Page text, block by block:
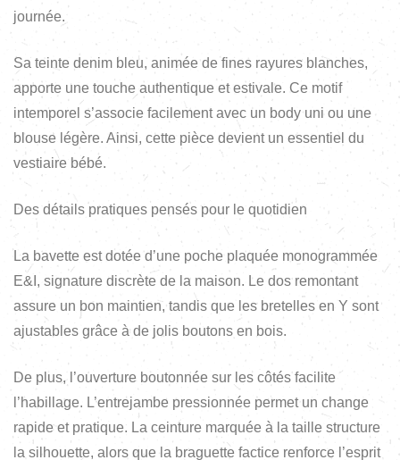
journée.
Sa teinte denim bleu, animée de fines rayures blanches,
apporte une touche authentique et estivale. Ce motif
intemporel s’associe facilement avec un body uni ou une
blouse légère. Ainsi, cette pièce devient un essentiel du
vestiaire bébé.
Des détails pratiques pensés pour le quotidien
La bavette est dotée d’une poche plaquée monogrammée
E&I, signature discrète de la maison. Le dos remontant
assure un bon maintien, tandis que les bretelles en Y sont
ajustables grâce à de jolis boutons en bois.
De plus, l’ouverture boutonnée sur les côtés facilite
l’habillage. L’entrejambe pressionnée permet un change
rapide et pratique. La ceinture marquée à la taille structure
la silhouette, alors que la braguette factice renforce l’esprit